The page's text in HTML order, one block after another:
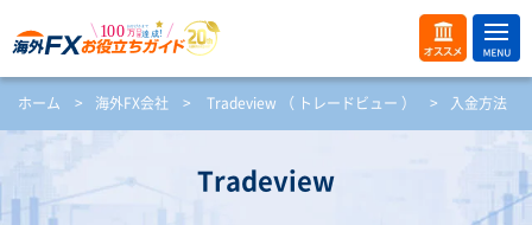
オス
スメ
ME
NU
開
ホーム > 海外FX会社 > Tradeview （ トレードビュー ） > 入金方法
Tradeview